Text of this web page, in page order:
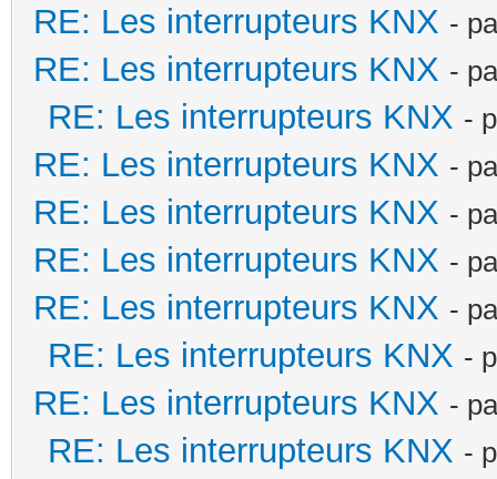
RE: Les interrupteurs KNX -
RE: Les interrupteurs KNX -
RE: Les interrupteurs KNX -
RE: Les interrupteurs KNX -
RE: Les interrupteurs KNX -
RE: Les interrupteurs KNX -
RE: Les interrupteurs KNX -
RE: Les interrupteurs KNX -
RE: Les interrupteurs KNX -
RE: Les interrupteurs KNX -